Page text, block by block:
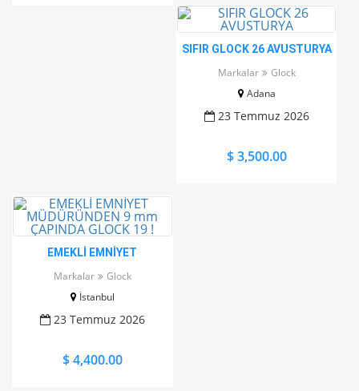
SIFIR GLOCK 26 AVUSTURYA
Markalar
Glock
Adana
23 Temmuz 2026
$ 3,500.00
EMEKLİ EMNİYET
Markalar
Glock
İstanbul
23 Temmuz 2026
$ 4,400.00